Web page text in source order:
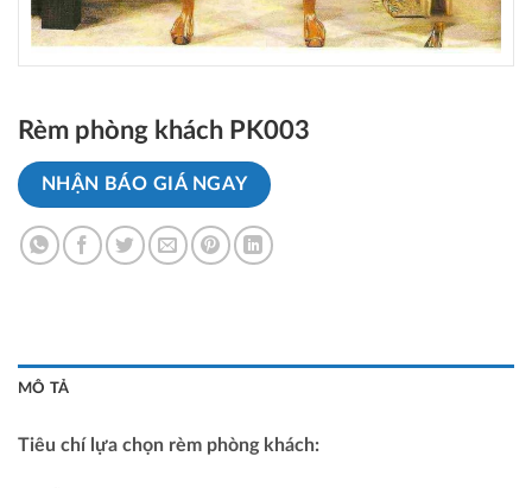
Rèm phòng khách PK003
NHẬN BÁO GIÁ NGAY
MÔ TẢ
Tiêu chí lựa chọn rèm phòng khách: